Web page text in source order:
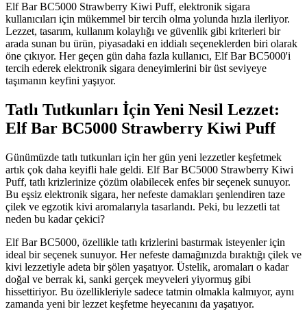
Elf Bar BC5000 Strawberry Kiwi Puff, elektronik sigara
kullanıcıları için mükemmel bir tercih olma yolunda hızla ilerliyor.
Lezzet, tasarım, kullanım kolaylığı ve güvenlik gibi kriterleri bir
arada sunan bu ürün, piyasadaki en iddialı seçeneklerden biri olarak
öne çıkıyor. Her geçen gün daha fazla kullanıcı, Elf Bar BC5000'i
tercih ederek elektronik sigara deneyimlerini bir üst seviyeye
taşımanın keyfini yaşıyor.
Tatlı Tutkunları İçin Yeni Nesil Lezzet:
Elf Bar BC5000 Strawberry Kiwi Puff
Günümüzde tatlı tutkunları için her gün yeni lezzetler keşfetmek
artık çok daha keyifli hale geldi. Elf Bar BC5000 Strawberry Kiwi
Puff, tatlı krizlerinize çözüm olabilecek enfes bir seçenek sunuyor.
Bu eşsiz elektronik sigara, her nefeste damakları şenlendiren taze
çilek ve egzotik kivi aromalarıyla tasarlandı. Peki, bu lezzetli tat
neden bu kadar çekici?
Elf Bar BC5000, özellikle tatlı krizlerini bastırmak isteyenler için
ideal bir seçenek sunuyor. Her nefeste damağınızda bıraktığı çilek ve
kivi lezzetiyle adeta bir şölen yaşatıyor. Üstelik, aromaları o kadar
doğal ve berrak ki, sanki gerçek meyveleri yiyormuş gibi
hissettiriyor. Bu özellikleriyle sadece tatmin olmakla kalmıyor, aynı
zamanda yeni bir lezzet keşfetme heyecanını da yaşatıyor.